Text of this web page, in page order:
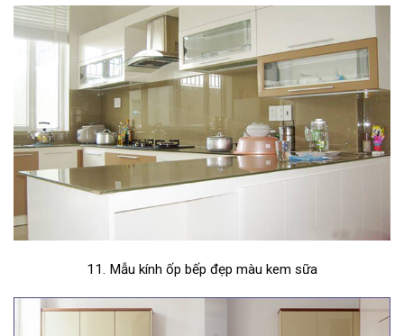
11. Mẫu kính ốp bếp đẹp màu kem sữa